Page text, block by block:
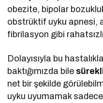
obezite, bipolar
obstrüktif uyku apnesi,
fibrilasyon gibi
Dolayısıyla bu
baktığımızda bile
net bir şekilde
uyku uyumamak